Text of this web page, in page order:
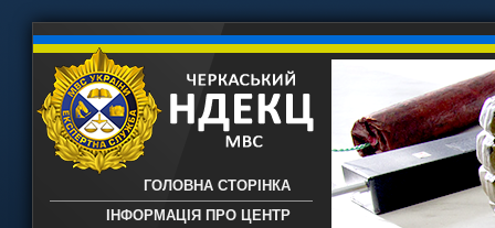
ГОЛОВНА СТОРІНКА
ІНФОРМАЦІЯ ПРО ЦЕНТР